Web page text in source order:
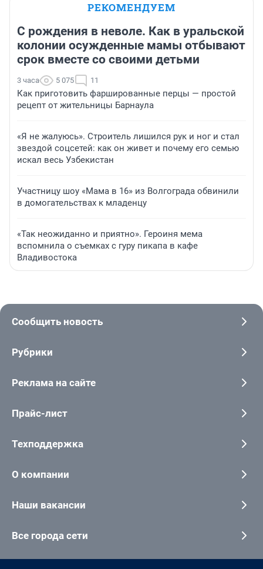
РЕКОМЕНДУЕМ
С рождения в неволе. Как в уральской
колонии осужденные мамы отбывают
срок вместе со своими детьми
3 часа 5 075 11
Как приготовить фаршированные перцы — простой
рецепт от жительницы Барнаула
«Я не жалуюсь». Строитель лишился рук и ног и стал
звездой соцсетей: как он живет и почему его семью
искал весь Узбекистан
Участницу шоу «Мама в 16» из Волгограда обвинили
в домогательствах к младенцу
«Так неожиданно и приятно». Героиня мема
вспомнила о съемках с гуру пикапа в кафе
Владивостока
Сообщить новость
Рубрики
Реклама на сайте
Прайс-лист
Техподдержка
О компании
Наши вакансии
Все города сети